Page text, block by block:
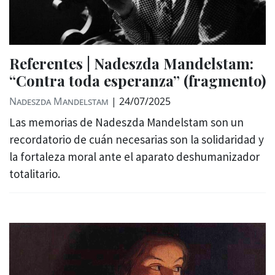
Referentes | Nadeszda Mandelstam:
“Contra toda esperanza” (fragmento)
Nadeszda Mandelstam | 24/07/2025
Las memorias de Nadeszda Mandelstam son un
recordatorio de cuán necesarias son la solidaridad y
la fortaleza moral ante el aparato deshumanizador
totalitario.